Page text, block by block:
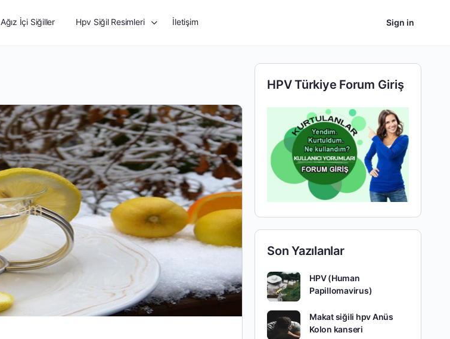
Ağız İçi Siğiller Hpv Siğil Resimleri İletişim Sign in
HPV Türkiye Forum Giriş
Son Yazılanlar
HPV (Human
Papillomavirus)
Makat siğili hpv Anüs
Kolon kanseri